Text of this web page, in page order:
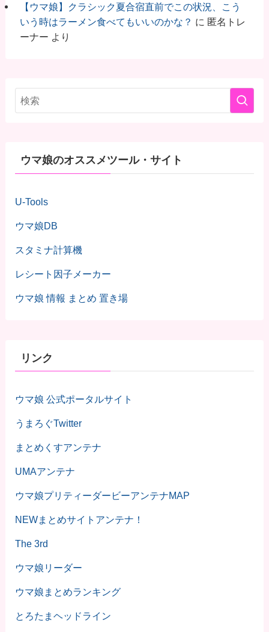
【ウマ娘】クラシック夏合宿直前でこの状況、こう
いう時はラーメン食べてもいいのかな？ に 匿名トレ
ーナー より
ウマ娘のオススメツール・サイト
U-Tools
ウマ娘DB
スタミナ計算機
レシート因子メーカー
ウマ娘 情報 まとめ 置き場
リンク
ウマ娘 公式ポータルサイト
うまろぐTwitter
まとめくすアンテナ
UMAアンテナ
ウマ娘プリティーダービーアンテナMAP
NEWまとめサイトアンテナ！
The 3rd
ウマ娘リーダー
ウマ娘まとめランキング
とろたまヘッドライン